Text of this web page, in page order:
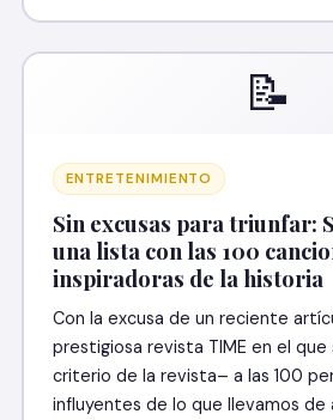
📝
ENTRETENIMIENTO
Sin excusas para triunfar:
una lista con las 100
inspiradoras de la historia
Con la excusa de un reciente
prestigiosa revista TIME en el
criterio de la revista– a las 100
influyentes de lo que llevamos de